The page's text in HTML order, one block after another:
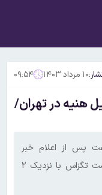
۱۰ مرداد ۱۴۰۳ ۰۹:۵۴
هنیه در تهران/
پس از اعلام خبر
اسماعیل هنیه، قیمت هر بشکه نفت وست تگزاس با نزدیک ۲